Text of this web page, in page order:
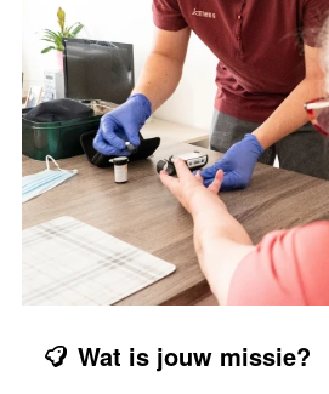
Wat is jouw missie?